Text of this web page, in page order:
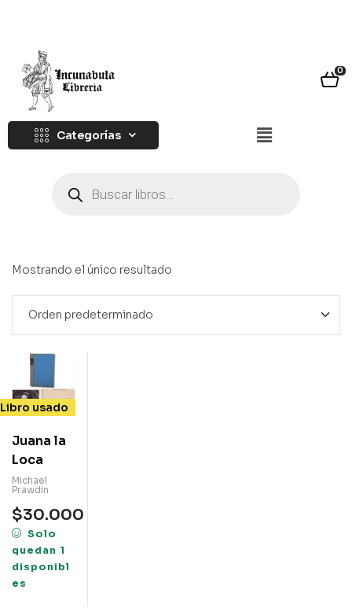
0
Categorías
Mostrando el único resultado
Libro usado
Juana la
Loca
Michael
Prawdin
$30.000
Solo
quedan 1
disponibl
es